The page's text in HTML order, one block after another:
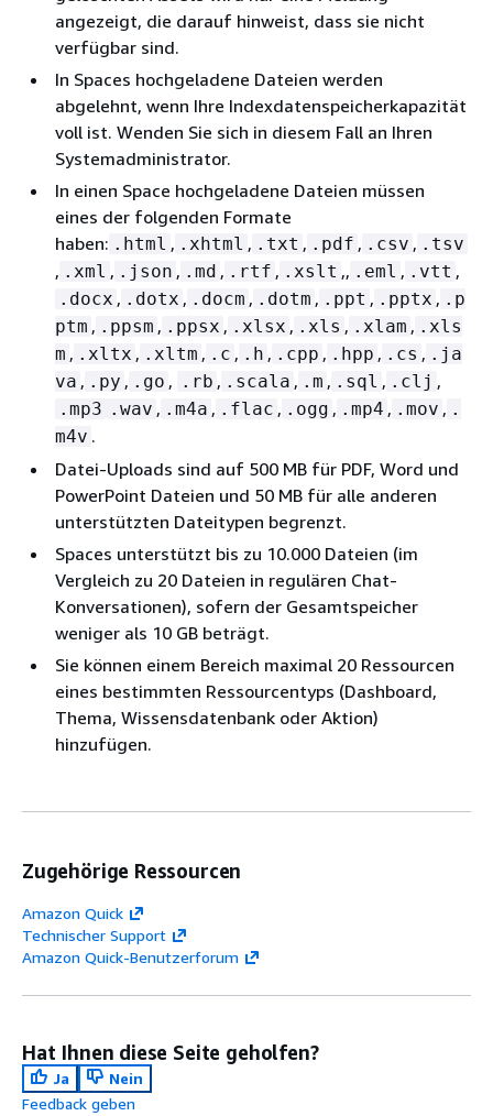
angezeigt, die darauf hinweist, dass sie nicht
verfügbar sind.
In Spaces hochgeladene Dateien werden
abgelehnt, wenn Ihre Indexdatenspeicherkapazität
voll ist. Wenden Sie sich in diesem Fall an Ihren
Systemadministrator.
In einen Space hochgeladene Dateien müssen
eines der folgenden Formate
haben: .html , .xhtml , .txt , .pdf , .csv , .tsv
, .xml , .json , .md , .rtf , .xslt ,, .eml , .vtt ,
.docx , .dotx , .docm , .dotm , .ppt , .pptx , .p
ptm , .ppsm , .ppsx , .xlsx , .xls , .xlam , .xls
m , .xltx , .xltm , .c , .h , .cpp , .hpp , .cs , .ja
va , .py , .go , .rb , .scala , .m , .sql , .clj ,
.mp3 .wav , .m4a , .flac , .ogg , .mp4 , .mov , .
m4v .
Datei-Uploads sind auf 500 MB für PDF, Word und
PowerPoint Dateien und 50 MB für alle anderen
unterstützten Dateitypen begrenzt.
Spaces unterstützt bis zu 10.000 Dateien (im
Vergleich zu 20 Dateien in regulären Chat-
Konversationen), sofern der Gesamtspeicher
weniger als 10 GB beträgt.
Sie können einem Bereich maximal 20 Ressourcen
eines bestimmten Ressourcentyps (Dashboard,
Thema, Wissensdatenbank oder Aktion)
hinzufügen.
Zugehörige Ressourcen
Amazon Quick
Technischer Support
Amazon Quick-Benutzerforum
Hat Ihnen diese Seite geholfen?
Ja
Nein
Feedback geben